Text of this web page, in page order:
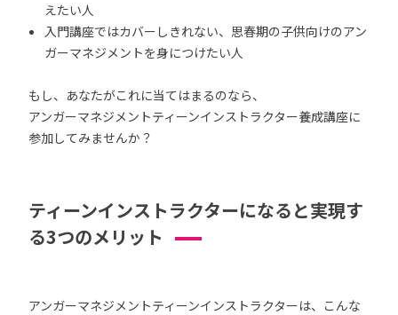
えたい人
入門講座ではカバーしきれない、思春期の子供向けのアン
ガーマネジメントを身につけたい人
もし、あなたがこれに当てはまるのなら、
アンガーマネジメントティーンインストラクター養成講座に
参加してみませんか？
ティーンインストラクターになると実現す
る3つのメリット
アンガーマネジメントティーンインストラクターは、こんな